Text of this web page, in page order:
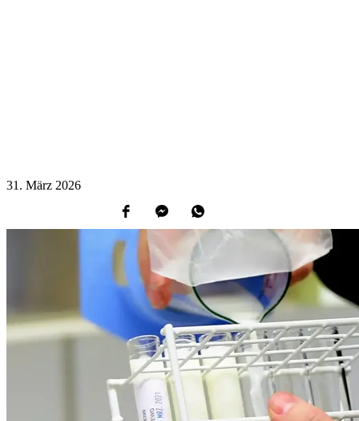
31. März 2026